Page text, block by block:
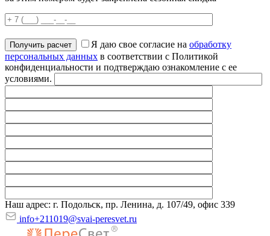
Я даю свое согласие на обработку
персональных данных в соответствии с Политикой
конфиденциальности и подтверждаю ознакомление с ее
условиями.
Наш адрес: г. Подольск, пр. Ленина, д. 107/49, офис 339
info+211019@svai-peresvet.ru